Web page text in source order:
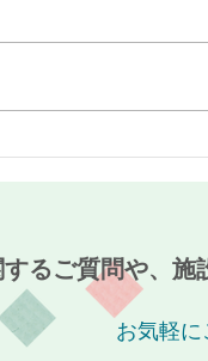
るご質問や、施
お気軽